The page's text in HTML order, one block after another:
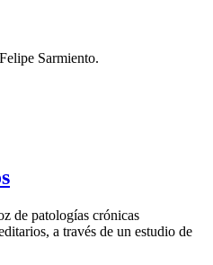
Sarmiento.
de patologías crónicas
a través de un estudio de